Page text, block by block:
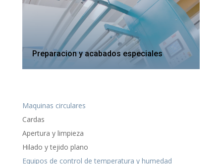
Preparacion y acabados especiales
Maquinas circulares
Cardas
Apertura y limpieza
Hilado y tejido plano
Equipos de control de temperatura y humedad